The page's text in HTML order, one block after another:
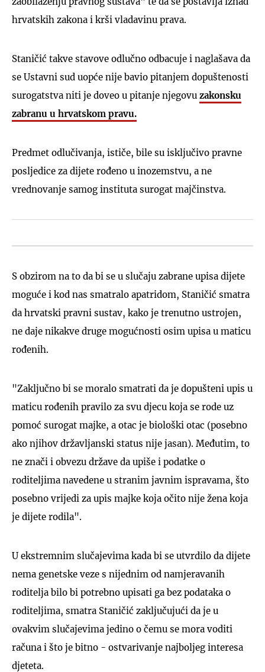
hrvatskih zakona i krši vladavinu prava.
Staničić takve stavove odlučno odbacuje i naglašava da
se Ustavni sud uopće nije bavio pitanjem dopuštenosti
surogatstva niti je doveo u pitanje njegovu zakonsku
zabranu u hrvatskom pravu.
Predmet odlučivanja, ističe, bile su isključivo pravne
posljedice za dijete rođeno u inozemstvu, a ne
vrednovanje samog instituta surogat majčinstva.
S obzirom na to da bi se u slučaju zabrane upisa dijete
moguće i kod nas smatralo apatridom, Staničić smatra
da hrvatski pravni sustav, kako je trenutno ustrojen,
ne daje nikakve druge mogućnosti osim upisa u maticu
rođenih.
"Zaključno bi se moralo smatrati da je dopušteni upis u
maticu rođenih pravilo za svu djecu koja se rode uz
pomoć surogat majke, a otac je biološki otac (posebno
ako njihov državljanski status nije jasan). Međutim, to
ne znači i obvezu države da upiše i podatke o
roditeljima navedene u stranim javnim ispravama, što
posebno vrijedi za upis majke koja očito nije žena koja
je dijete rodila".
U ekstremnim slučajevima kada bi se utvrdilo da dijete
nema genetske veze s nijednim od namjeravanih
roditelja bilo bi potrebno upisati ga bez podataka o
roditeljima, smatra Staničić zaključujući da je u
ovakvim slučajevima jedino o čemu se mora voditi
računa i što je bitno - ostvarivanje najboljeg interesa
djeteta.